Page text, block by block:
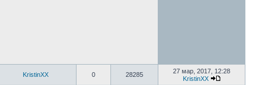
KristinXX 0 28285
27 мар, 2017, 12:28
KristinXX